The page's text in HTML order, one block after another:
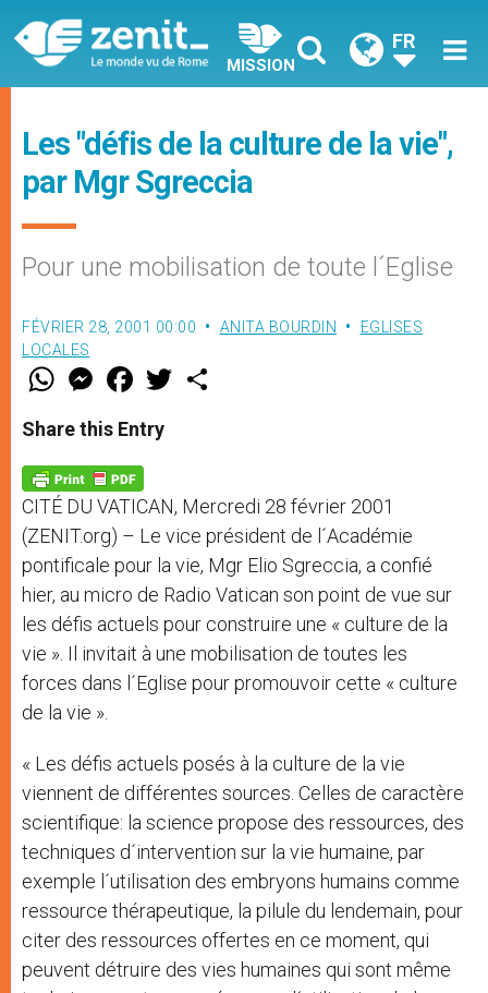
MISSION
FR
Les "défis de la culture de la vie",
par Mgr Sgreccia
Pour une mobilisation de toute l´Eglise
FÉVRIER 28, 2001 00:00 ANITA BOURDIN
EGLISES
LOCALES
W
t
s
p
p
M
e
s
e
g
e
r
F
a
e
b
o
k
w
Share this Entry
CITÉ DU VATICAN, Mercredi 28 février 2001
(ZENIT.org) – Le vice président de l´Académie
pontificale pour la vie, Mgr Elio Sgreccia, a confié
hier, au micro de Radio Vatican son point de vue sur
les défis actuels pour construire une « culture de la
vie ». Il invitait à une mobilisation de toutes les
forces dans l´Eglise pour promouvoir cette « culture
de la vie ».
« Les défis actuels posés à la culture de la vie
viennent de différentes sources. Celles de caractère
scientifique: la science propose des ressources, des
techniques d´intervention sur la vie humaine, par
exemple l´utilisation des embryons humains comme
ressource thérapeutique, la pilule du lendemain, pour
citer des ressources offertes en ce moment, qui
peuvent détruire des vies humaines qui sont même